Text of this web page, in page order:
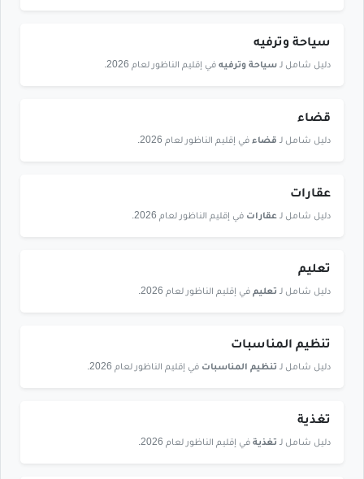
سياحة وترفيه
دليل شامل لـ سياحة وترفيه في إقليم الناظور لعام 2026.
قضاء
دليل شامل لـ قضاء في إقليم الناظور لعام 2026.
عقارات
دليل شامل لـ عقارات في إقليم الناظور لعام 2026.
تعليم
دليل شامل لـ تعليم في إقليم الناظور لعام 2026.
تنظيم المناسبات
دليل شامل لـ تنظيم المناسبات في إقليم الناظور لعام 2026.
تغذية
دليل شامل لـ تغذية في إقليم الناظور لعام 2026.